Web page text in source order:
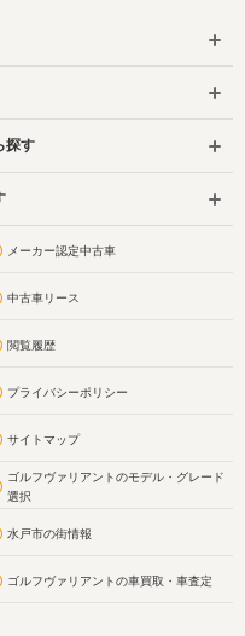
探す
メーカー認定中古車
中古車リース
閲覧履歴
プライバシーポリシー
サイトマップ
ゴルフヴァリアントのモデル・グレード
選択
水戸市の街情報
ゴルフヴァリアントの車買取・車査定